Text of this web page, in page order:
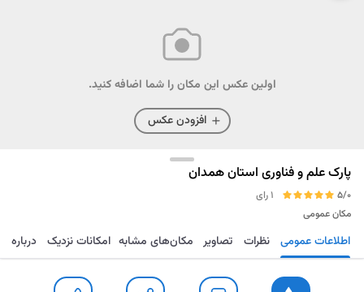
اولین عکس این مکان را شما اضافه کنید.
افزودن عکس
پارک علم و فناوری استان همدان
5/0
1 رای
مکان عمومی
مسیریابی ذخیره ارسال تماس اطلاعات عمومی نظرات تصاویر مکان‌های مشابه امکانات نزدیک درباره